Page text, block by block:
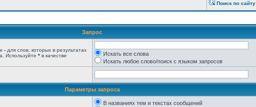
Поиск по сайту
Запрос
- для слов, которых в результатах
Используйте * в качестве
Искать все слова
Искать любое слово/поиск с языком запросов
Параметры запроса
В названиях тем и текстах сообщений